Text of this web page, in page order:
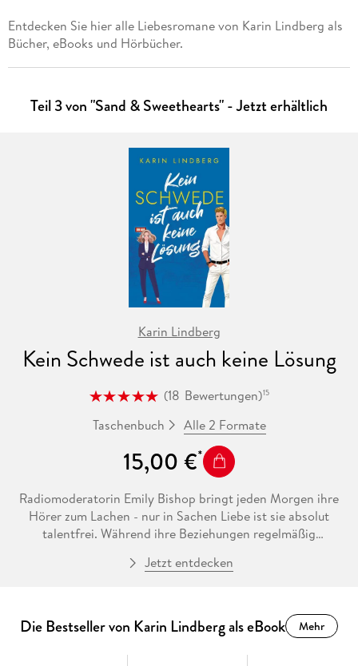
Entdecken Sie hier alle Liebesromane von Karin Lindberg als
Bücher, eBooks und Hörbücher.
Teil 3 von "Sand & Sweethearts" - Jetzt erhältlich
Karin Lindberg
Kein Schwede ist auch keine Lösung
(18 Bewertungen)15
Taschenbuch Alle 2 Formate
15,00 €
Radiomoderatorin Emily Bishop bringt jeden Morgen ihre
Hörer zum Lachen - nur in Sachen Liebe ist sie absolut
talentfrei. Während ihre Beziehungen regelmäßig
Show endlich den ersehnten Karriereschub. Doch dann soll
den Kakao zieht . . .
Hotelmagnat Sven Lundström steht unter Druck: Sein
neuestes Luxusprojekt gerät ins Wanken, die Investoren
Jetzt entdecken
Die Bestseller von Karin Lindberg als eBook Mehr